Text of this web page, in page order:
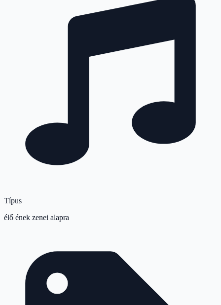
Típus
élő ének zenei alapra